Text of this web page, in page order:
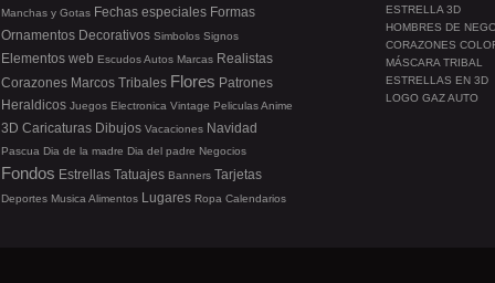
ESTRELLA 3D
HOMBRES DE
CORAZONES
MÁSCARA TRIBAL
ESTRELLAS EN 3D
LOGO GAZ AUTO
Manchas y Gotas Fechas especiales Formas
Ornamentos Decorativos Simbolos Signos
Elementos web EscudosAutos Marcas Realistas
Corazones Marcos Tribales Flores Patrones
Heraldicos Juegos Electronica Vintage PeliculasAnime
3D Caricaturas Dibujos Vacaciones Navidad
Pascua Dia de la madre Dia del padre Negocios
Fondos Estrellas Tatuajes Banners Tarjetas
Deportes Musica Alimentos Lugares Ropa Calendarios